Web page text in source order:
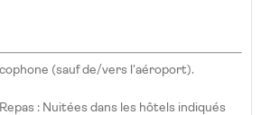
(sauf de/vers l'aéroport).
: Nuitées dans les hôtels indiqués